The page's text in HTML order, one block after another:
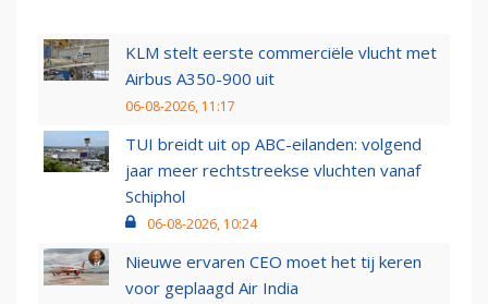
KLM stelt eerste commerciële vlucht met
Airbus A350-900 uit
06-08-2026, 11:17
TUI breidt uit op ABC-eilanden: volgend
jaar meer rechtstreekse vluchten vanaf
Schiphol
06-08-2026, 10:24
Nieuwe ervaren CEO moet het tij keren
voor geplaagd Air India